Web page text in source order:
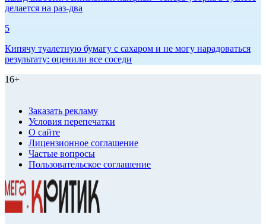
делается на раз-два
5
Кипячу туалетную бумагу с сахаром и не могу нарадоваться
результату: оценили все соседи
16+
Заказать рекламу
Условия перепечатки
О сайте
Лицензионное соглашение
Частые вопросы
Пользовательское соглашение